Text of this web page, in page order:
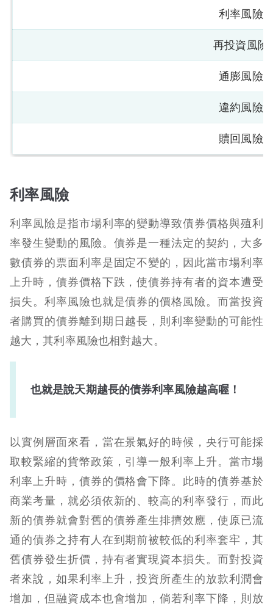
利率風險
再投資風險
通膨風險
違約風險
贖回風險
利率風險
利率風險是指市場利率的變動導致債券價格與殖利
率發生變動的風險。債券是一種法定的契約，大多
數債券的票面利率是固定不變的，因此當市場利率
上升時，債券價格下跌，使債券持有者的資本遭受
損失。利率風險也就是債券的價格風險。而當投資
者購買的債券離到期日越長，則利率變動的可能性
越大，其利率風險也相對越大。
也就是說天期越長的債券利率風險越高喔！
以實例層面來看，當在景氣好的時候，央行可能採
取較緊縮的貨幣政策，引導一般利率上升。當市場
利率上升時，債券的價格會下降。此時的債券基於
商業考量，就必須依新的、較高的利率發行，而此
新的債券就會對舊的債券產生排擠效應，使原已流
通的債券之持有人在到期前被較低的利率套牢，其
舊債券發生折價，持有者實現資本損失。而對投資
者來說，如果利率上升，投資所產生的放款利潤會
增加，但融資成本也會增加，倘若利率下降，則放